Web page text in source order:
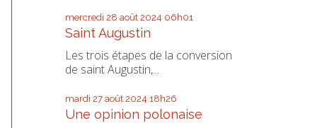
mercredi 28 août 2024 06h01
Saint Augustin
Les trois étapes de la conversion
de saint Augustin,...
mardi 27 août 2024 18h26
Une opinion polonaise